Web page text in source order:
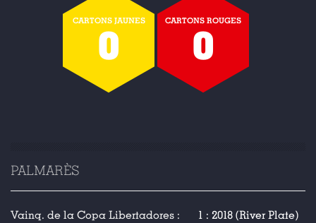
CARTONS JAUNES
0
CARTONS ROUGES
0
PALMARÈS
Vainq. de la Copa Libertadores : 1 : 2018 (River Plate)